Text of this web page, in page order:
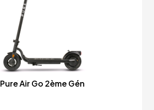
Pure Air Go 2ème Gén